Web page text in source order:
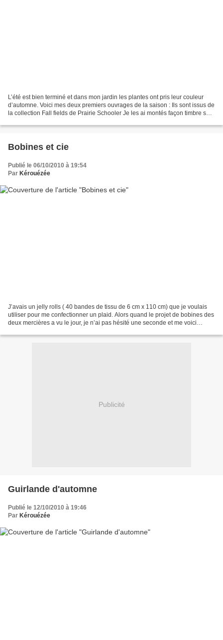
L’été est bien terminé et dans mon jardin les plantes ont pris leur couleur
d’automne. Voici mes deux premiers ouvrages de la saison : Ils sont issus de
la collection Fall fields de Prairie Schooler Je les ai montés façon timbre sur
Bobines et cie
Publié le 06/10/2010 à 19:54
Par Kérouézée
J’avais un jelly rolls ( 40 bandes de tissu de 6 cm x 110 cm) que je voulais
utiliser pour me confectionner un plaid. Alors quand le projet de bobines des
deux mercières a vu le jour, je n’ai pas hésité une seconde et me voici
Publicité
Guirlande d'automne
Publié le 12/10/2010 à 19:46
Par Kérouézée